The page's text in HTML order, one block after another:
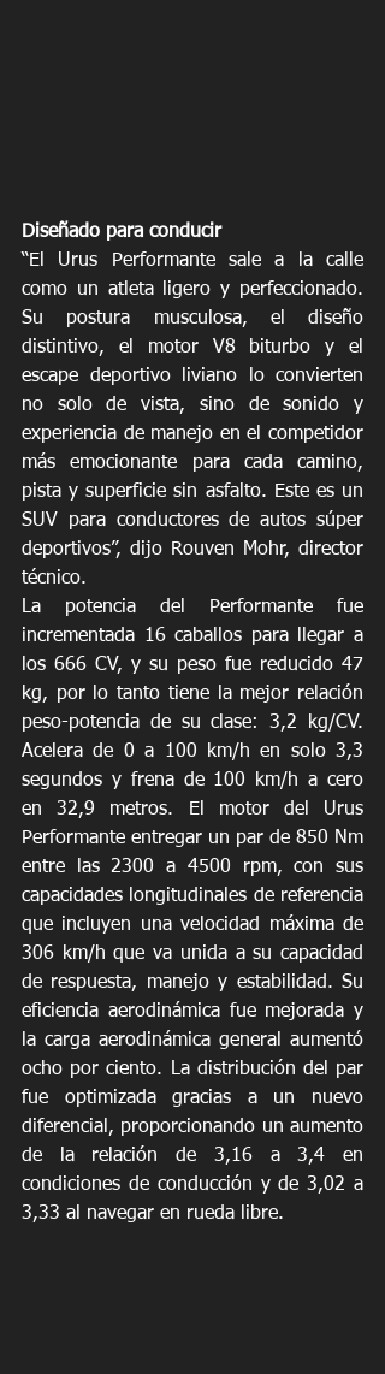
Diseñado para conducir
“El Urus Performante sale a la calle
como un atleta ligero y perfeccionado.
Su postura musculosa, el diseño
distintivo, el motor V8 biturbo y el
escape deportivo liviano lo convierten
no solo de vista, sino de sonido y
experiencia de manejo en el competidor
más emocionante para cada camino,
pista y superficie sin asfalto. Este es un
SUV para conductores de autos súper
deportivos”, dijo Rouven Mohr, director
técnico.
La potencia del Performante fue
incrementada 16 caballos para llegar a
los 666 CV, y su peso fue reducido 47
kg, por lo tanto tiene la mejor relación
peso-potencia de su clase: 3,2 kg/CV.
Acelera de 0 a 100 km/h en solo 3,3
segundos y frena de 100 km/h a cero
en 32,9 metros. El motor del Urus
Performante entregar un par de 850 Nm
entre las 2300 a 4500 rpm, con sus
capacidades longitudinales de referencia
que incluyen una velocidad máxima de
306 km/h que va unida a su capacidad
de respuesta, manejo y estabilidad. Su
eficiencia aerodinámica fue mejorada y
la carga aerodinámica general aumentó
ocho por ciento. La distribución del par
fue optimizada gracias a un nuevo
diferencial, proporcionando un aumento
de la relación de 3,16 a 3,4 en
condiciones de conducción y de 3,02 a
3,33 al navegar en rueda libre.